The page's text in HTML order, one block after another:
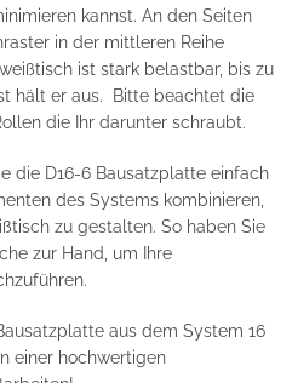
kannst. An den Seiten
in der mittleren Reihe
ist stark belastbar, bis zu
hält er aus. Bitte beachtet die
die Ihr darunter schraubt.
die D16-6 Bausatzplatte einfach
des Systems kombinieren,
zu gestalten. So haben Sie
zur Hand, um Ihre
aus dem System 16
einer hochwertigen